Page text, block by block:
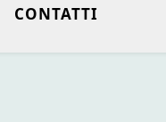
CONTATTI